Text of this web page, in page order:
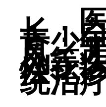
医
长：
青少
风、
风等
性化
统治